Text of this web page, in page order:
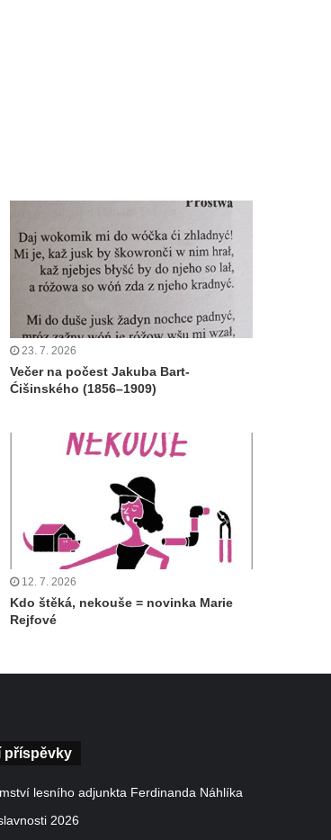
23. 7. 2026
Večer na počest Jakuba Bart-
Ćišinského (1856–1909)
12. 7. 2026
Kdo štěká, nekouše = novinka Marie
Rejfové
příspěvky
lesního adjunkta Ferdinanda Náhlíka
2026